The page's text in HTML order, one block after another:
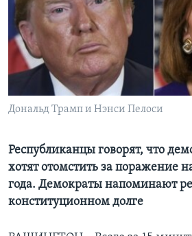
Learning English
СОЦИАЛЬНЫЕ СЕТИ
Дональд Трамп и Нэнси Пелоси
Республиканцы говорят, что
хотят отомстить за поражение
года. Демократы напоминают
конституционном долге